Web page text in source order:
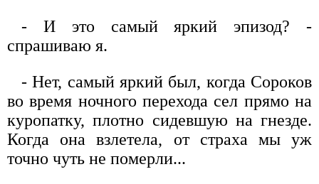
- И это самый яркий эпизод? -
спрашиваю я.
- Нет, самый яркий был, когда Сороков
во время ночного перехода сел прямо на
куропатку, плотно сидевшую на гнезде.
Когда она взлетела, от страха мы уж
точно чуть не померли...